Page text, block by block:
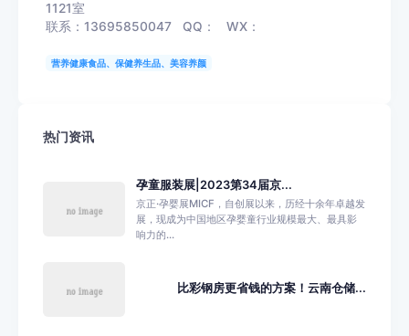
1121室
联系：13695850047 QQ： WX：
营养健康食品、保健养生品、美容养颜
热门资讯
孕童服装展|2023第34届京...
京正·孕婴展MICF，自创展以来，历经十余年卓越发
展，现成为中国地区孕婴童行业规模最大、最具影
响力的...
比彩钢房更省钱的方案！云南仓储...